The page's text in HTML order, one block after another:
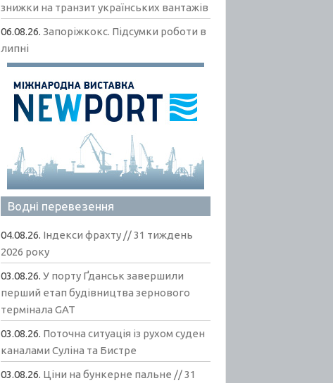
знижки на транзит українських вантажів
06.08.26.Запоріжкокс. Підсумки роботи в
липні
Водні перевезення
04.08.26. Індекси фрахту // 31 тиждень
2026 року
03.08.26.У порту Ґданськ завершили
перший етап будівництва зернового
термінала GAT
03.08.26. Поточна ситуація із рухом суден
каналами Суліна та Бистре
03.08.26. Ціни на бункерне пальне // 31